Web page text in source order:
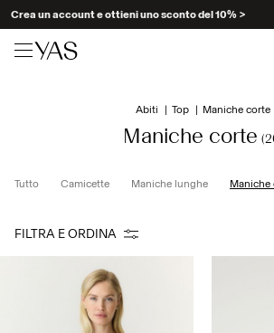
Crea un account e ottieni uno sconto del 10% >
Ordini
Lista
Set Abbinati
Occasionwear
Abiti Top Maniche corte
Maniche corte
Tutto Camicette Maniche lunghe Maniche
FILTRA E ORDINA